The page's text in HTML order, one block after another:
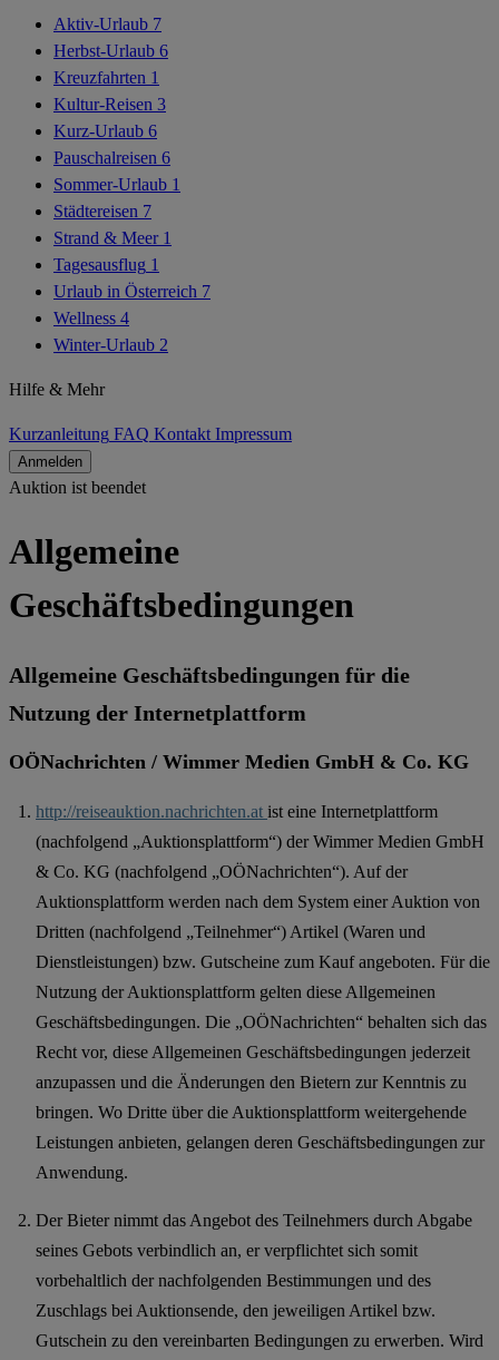
Aktiv-Urlaub 7
Herbst-Urlaub 6
Kreuzfahrten 1
Kultur-Reisen 3
Kurz-Urlaub 6
Pauschalreisen 6
Sommer-Urlaub 1
Städtereisen 7
Strand & Meer 1
Tagesausflug 1
Urlaub in Österreich 7
Wellness 4
Winter-Urlaub 2
Hilfe & Mehr
Kurzanleitung FAQ Kontakt Impressum
Anmelden
Auktion ist beendet
AGB
Allgemeine
Geschäftsbedingungen
Allgemeine Geschäftsbedingungen für die
Nutzung der Internetplattform
OÖNachrichten / Wimmer Medien GmbH & Co. KG
http://reiseauktion.nachrichten.at ist eine Internetplattform
(nachfolgend „Auktionsplattform“) der Wimmer Medien GmbH
& Co. KG (nachfolgend „OÖNachrichten“). Auf der
Auktionsplattform werden nach dem System einer Auktion von
Dritten (nachfolgend „Teilnehmer“) Artikel (Waren und
Dienstleistungen) bzw. Gutscheine zum Kauf angeboten. Für die
Nutzung der Auktionsplattform gelten diese Allgemeinen
Geschäftsbedingungen. Die „OÖNachrichten“ behalten sich das
Recht vor, diese Allgemeinen Geschäftsbedingungen jederzeit
anzupassen und die Änderungen den Bietern zur Kenntnis zu
bringen. Wo Dritte über die Auktionsplattform weitergehende
Leistungen anbieten, gelangen deren Geschäftsbedingungen zur
Anwendung.
Der Bieter nimmt das Angebot des Teilnehmers durch Abgabe
seines Gebots verbindlich an, er verpflichtet sich somit
vorbehaltlich der nachfolgenden Bestimmungen und des
Zuschlags bei Auktionsende, den jeweiligen Artikel bzw.
Gutschein zu den vereinbarten Bedingungen zu erwerben. Wird